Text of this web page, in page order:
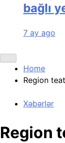
bağlı
7 ay ago
Home
Region
Xəbərlər
Region